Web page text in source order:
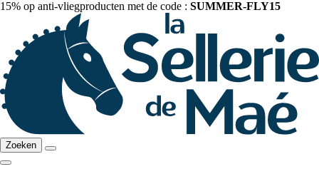
15% op anti-vliegproducten met de code : SUMMER-FLY15
Zoeken